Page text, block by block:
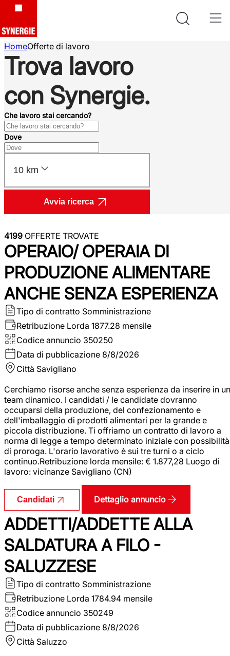
HomeOfferte di lavoro
Trova lavoro
con Synergie.
Che lavoro stai cercando?
Dove
10 km
Avvia ricerca
4199 OFFERTE TROVATE
OPERAIO/ OPERAIA DI
PRODUZIONE ALIMENTARE
ANCHE SENZA ESPERIENZA
Tipo di contratto Somministrazione
Retribuzione Lorda 1877.28 mensile
Codice annuncio 350250
Data di pubblicazione 8/8/2026
Città Savigliano
Cerchiamo risorse anche senza esperienza da inserire in un
team dinamico. I candidati / le candidate dovranno
occuparsi della produzione, del confezionamento e
dell'imballaggio di prodotti alimentari per la grande e
piccola distribuzione. Ti offriamo un contratto di lavoro a
norma di legge a tempo determinato iniziale con possibilità
di proroga. L'orario lavorativo è sui tre turni o a ciclo
continuo.Retribuzione lorda mensile: € 1.877,28 Luogo di
lavoro: vicinanze Savigliano (CN)
Candidati Dettaglio annuncio
ADDETTI/ADDETTE ALLA
SALDATURA A FILO -
SALUZZESE
Tipo di contratto Somministrazione
Retribuzione Lorda 1784.94 mensile
Codice annuncio 350249
Data di pubblicazione 8/8/2026
Città Saluzzo